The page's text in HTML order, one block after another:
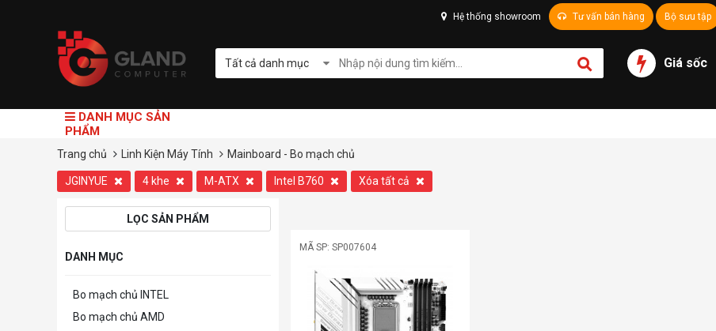
Hệ thống showroom Tư vấn bán hàng Bộ sưu tập
Tất cả danh mục Giá sốc
DANH MỤC SẢN
PHẨM
Trang chủ Linh Kiện Máy Tính Mainboard - Bo mạch chủ
JGINYUE 4 khe M-ATX Intel B760 Xóa tất cả
LỌC SẢN PHẨM
DANH MỤC
Bo mạch chủ INTEL
Bo mạch chủ AMD
MÃ SP: SP007604